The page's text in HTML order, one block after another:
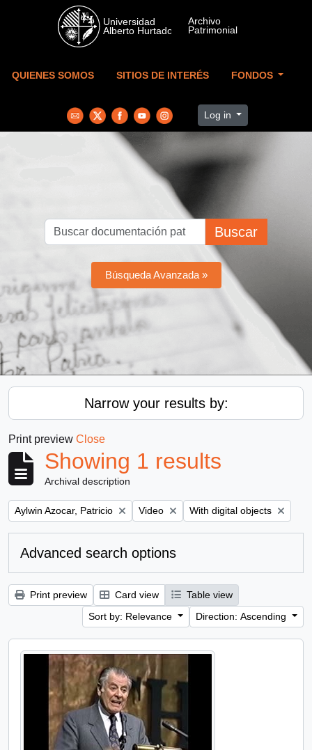
Skip to main content
QUIENES SOMOS SITIOS DE INTERÉS FONDOS
Log in
Buscar
Búsqueda Avanzada »
Narrow your results by:
Print preview Close
Showing 1 results
Archival description
Remove filter:
Aylwin Azocar, Patricio Remove filter:
Video Remove filter:
With digital objects
Advanced search options
Print preview Card view
Table view
Sort by: Relevance
Direction: Ascending